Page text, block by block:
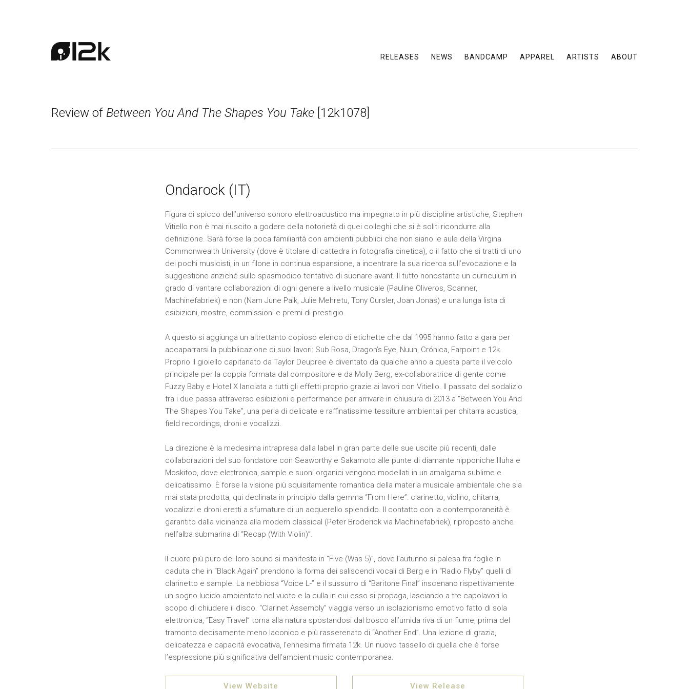
RELEASES NEWS BANDCAMP APPAREL ARTISTS ABOUT
Review of Between You And The Shapes You Take [12k1078]
Ondarock (IT)
Figura di spicco dell’universo sonoro elettroacustico ma impegnato in più discipline artistiche, Stephen
Vitiello non è mai riuscito a godere della notorietà di quei colleghi che si è soliti ricondurre alla
definizione. Sarà forse la poca familiarità con ambienti pubblici che non siano le aule della Virgina
Commonwealth University (dove è titolare di cattedra in fotografia cinetica), o il fatto che si tratti di uno
dei pochi musicisti, in un filone in continua espansione, a incentrare la sua ricerca sull’evocazione e la
suggestione anziché sullo spasmodico tentativo di suonare avant. Il tutto nonostante un curriculum in
grado di vantare collaborazioni di ogni genere a livello musicale (Pauline Oliveros, Scanner,
Machinefabriek) e non (Nam June Paik, Julie Mehretu, Tony Oursler, Joan Jonas) e una lunga lista di
esibizioni, mostre, commissioni e premi di prestigio.
A questo si aggiunga un altrettanto copioso elenco di etichette che dal 1995 hanno fatto a gara per
accaparrarsi la pubblicazione di suoi lavori: Sub Rosa, Dragon’s Eye, Nuun, Crónica, Farpoint e 12k.
Proprio il gioiello capitanato da Taylor Deupree è diventato da qualche anno a questa parte il veicolo
principale per la coppia formata dal compositore e da Molly Berg, ex-collaboratrice di gente come
Fuzzy Baby e Hotel X lanciata a tutti gli effetti proprio grazie ai lavori con Vitiello. Il passato del sodalizio
fra i due passa attraverso esibizioni e performance per arrivare in chiusura di 2013 a “Between You And
The Shapes You Take”, una perla di delicate e raffinatissime tessiture ambientali per chitarra acustica,
field recordings, droni e vocalizzi.
La direzione è la medesima intrapresa dalla label in gran parte delle sue uscite più recenti, dalle
collaborazioni del suo fondatore con Seaworthy e Sakamoto alle punte di diamante nipponiche Illuha e
Moskitoo, dove elettronica, sample e suoni organici vengono modellati in un amalgama sublime e
delicatissimo. È forse la visione più squisitamente romantica della materia musicale ambientale che sia
mai stata prodotta, qui declinata in principio dalla gemma “From Here”: clarinetto, violino, chitarra,
vocalizzi e droni eretti a sfumature di un acquerello splendido. Il contatto con la contemporaneità è
garantito dalla vicinanza alla modern classical (Peter Broderick via Machinefabriek), riproposto anche
nell’alba submarina di “Recap (With Violin)”.
Il cuore più puro del loro sound si manifesta in “Five (Was 5)”, dove l’autunno si palesa fra foglie in
caduta che in “Black Again” prendono la forma dei saliscendi vocali di Berg e in “Radio Flyby” quelli di
clarinetto e sample. La nebbiosa “Voice L-” e il sussurro di “Baritone Final” inscenano rispettivamente
un sogno lucido ambientato nel vuoto e la culla in cui esso si propaga, lasciando a tre capolavori lo
scopo di chiudere il disco. “Clarinet Assembly” viaggia verso un isolazionismo emotivo fatto di sola
elettronica, “Easy Travel” torna alla natura spostandosi dal bosco all’umida riva di un fiume, prima del
tramonto decisamente meno laconico e più rasserenato di “Another End”. Una lezione di grazia,
delicatezza e capacità evocativa, l’ennesima firmata 12k. Un nuovo tassello di quella che è forse
l’espressione più significativa dell’ambient music contemporanea.
View Website View Release